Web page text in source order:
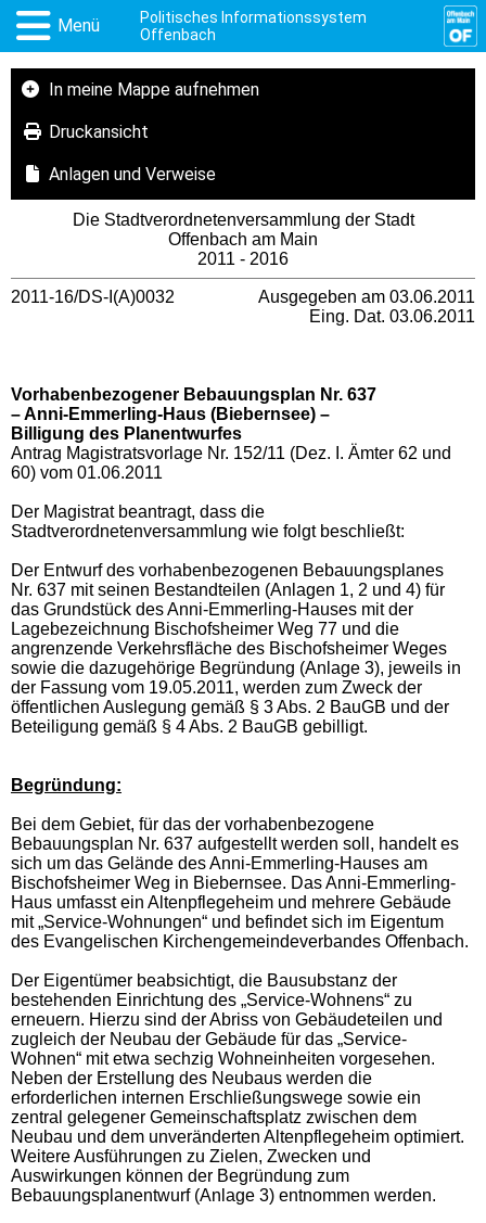
Menü
Politisches Informationssystem
Offenbach
In meine Mappe aufnehmen
Druckansicht
Anlagen und Verweise
Die Stadtverordnetenversammlung der Stadt
Offenbach am Main
2011 - 2016
2011-16/DS-I(A)0032
Ausgegeben am 03.06.2011
Eing. Dat. 03.06.2011
Vorhabenbezogener Bebauungsplan Nr. 637
– Anni-Emmerling-Haus (Biebernsee) –
Billigung des Planentwurfes
Antrag Magistratsvorlage Nr. 152/11 (Dez. I. Ämter 62 und
60) vom 01.06.2011
Der Magistrat beantragt, dass die
Stadtverordnetenversammlung wie folgt beschließt:
Der Entwurf des vorhabenbezogenen Bebauungsplanes
Nr. 637 mit seinen Bestandteilen (Anlagen 1, 2 und 4) für
das Grundstück des Anni-Emmerling-Hauses mit der
Lagebezeichnung Bischofsheimer Weg 77 und die
angrenzende Verkehrsfläche des Bischofsheimer Weges
sowie die dazugehörige Begründung (Anlage 3), jeweils in
der Fassung vom 19.05.2011, werden zum Zweck der
öffentlichen Auslegung gemäß § 3 Abs. 2 BauGB und der
Beteiligung gemäß § 4 Abs. 2 BauGB gebilligt.
Begründung:
Bei dem Gebiet, für das der vorhabenbezogene
Bebauungsplan Nr. 637 aufgestellt werden soll, handelt es
sich um das Gelände des Anni-Emmerling-Hauses am
Bischofsheimer Weg in Biebernsee. Das Anni-Emmerling-
Haus umfasst ein Altenpflegeheim und mehrere Gebäude
mit „Service-Wohnungen“ und befindet sich im Eigentum
des Evangelischen Kirchengemeindeverbandes Offenbach.
Der Eigentümer beabsichtigt, die Bausubstanz der
bestehenden Einrichtung des „Service-Wohnens“ zu
erneuern. Hierzu sind der Abriss von Gebäudeteilen und
zugleich der Neubau der Gebäude für das „Service-
Wohnen“ mit etwa sechzig Wohneinheiten vorgesehen.
Neben der Erstellung des Neubaus werden die
erforderlichen internen Erschließungswege sowie ein
zentral gelegener Gemeinschaftsplatz zwischen dem
Neubau und dem unveränderten Altenpflegeheim optimiert.
Weitere Ausführungen zu Zielen, Zwecken und
Auswirkungen können der Begründung zum
Bebauungsplanentwurf (Anlage 3) entnommen werden.